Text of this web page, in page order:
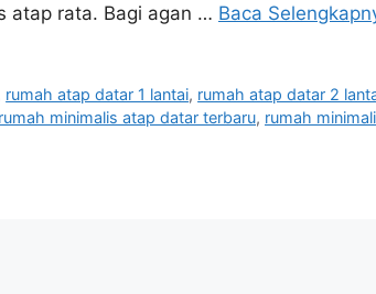
atap rata. Bagi agan … Baca
rumah atap datar 1 lantai, rumah atap datar 2
rumah minimalis atap datar terbaru, rumah